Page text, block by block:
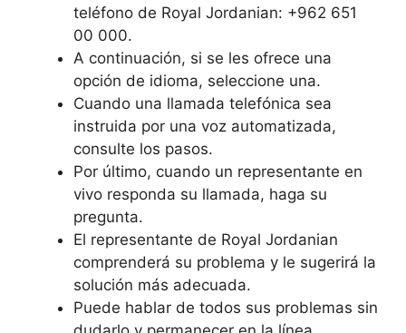
teléfono de Royal Jordanian: +962 651
00 000.
A continuación, si se les ofrece una
opción de idioma, seleccione una.
Cuando una llamada telefónica sea
instruida por una voz automatizada,
consulte los pasos.
Por último, cuando un representante en
vivo responda su llamada, haga su
pregunta.
El representante de Royal Jordanian
comprenderá su problema y le sugerirá la
solución más adecuada.
Puede hablar de todos sus problemas sin